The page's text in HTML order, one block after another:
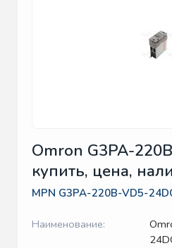
Omron G3PA-
купить, цена,
MPN G3PA-220B-VD5-
Наименование: